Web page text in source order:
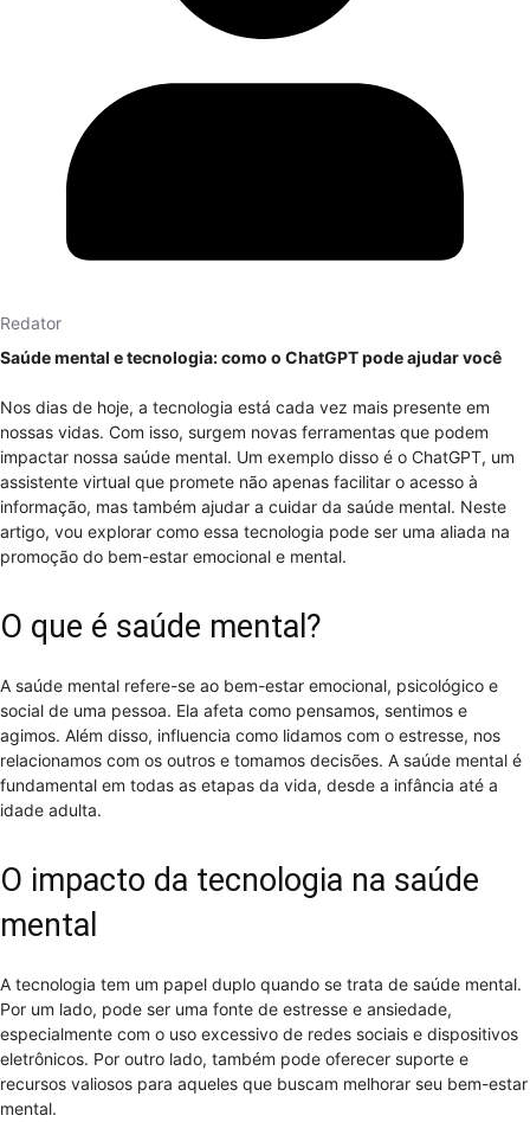
Redator
Saúde mental e tecnologia: como o ChatGPT pode ajudar você
Nos dias de hoje, a tecnologia está cada vez mais presente em
nossas vidas. Com isso, surgem novas ferramentas que podem
impactar nossa saúde mental. Um exemplo disso é o ChatGPT, um
assistente virtual que promete não apenas facilitar o acesso à
informação, mas também ajudar a cuidar da saúde mental. Neste
artigo, vou explorar como essa tecnologia pode ser uma aliada na
promoção do bem-estar emocional e mental.
O que é saúde mental?
A saúde mental refere-se ao bem-estar emocional, psicológico e
social de uma pessoa. Ela afeta como pensamos, sentimos e
agimos. Além disso, influencia como lidamos com o estresse, nos
relacionamos com os outros e tomamos decisões. A saúde mental é
fundamental em todas as etapas da vida, desde a infância até a
idade adulta.
O impacto da tecnologia na saúde
mental
A tecnologia tem um papel duplo quando se trata de saúde mental.
Por um lado, pode ser uma fonte de estresse e ansiedade,
especialmente com o uso excessivo de redes sociais e dispositivos
eletrônicos. Por outro lado, também pode oferecer suporte e
recursos valiosos para aqueles que buscam melhorar seu bem-estar
mental.